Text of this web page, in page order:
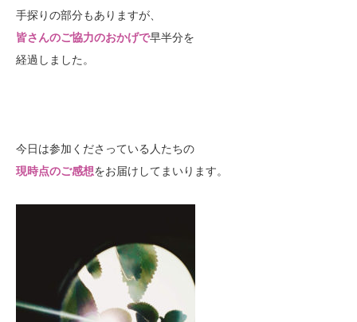
手探りの部分もありますが、
皆さんのご協力のおかげで早半分を
経過しました。
今日は参加くださっている人たちの
現時点のご感想をお届けしてまいります。